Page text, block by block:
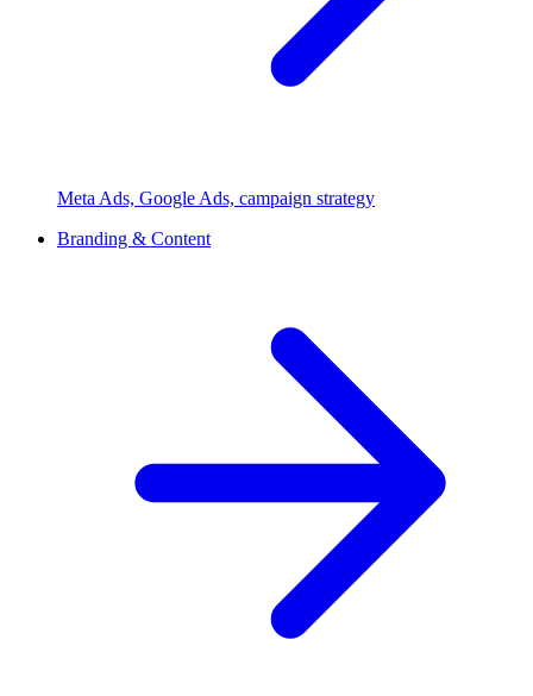
Meta Ads, Google Ads, campaign strategy
Branding & Content